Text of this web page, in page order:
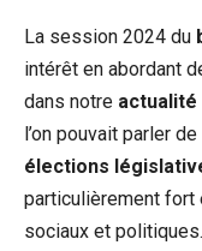
La session 2024 du
intérêt en abordant
dans notre actualité
l’on pouvait parler de
élections
particulièrement fort
sociaux et